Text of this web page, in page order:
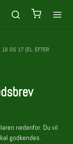
10 OG 17 (EL. EFTER
nedenfor. Du vil
godkendes.